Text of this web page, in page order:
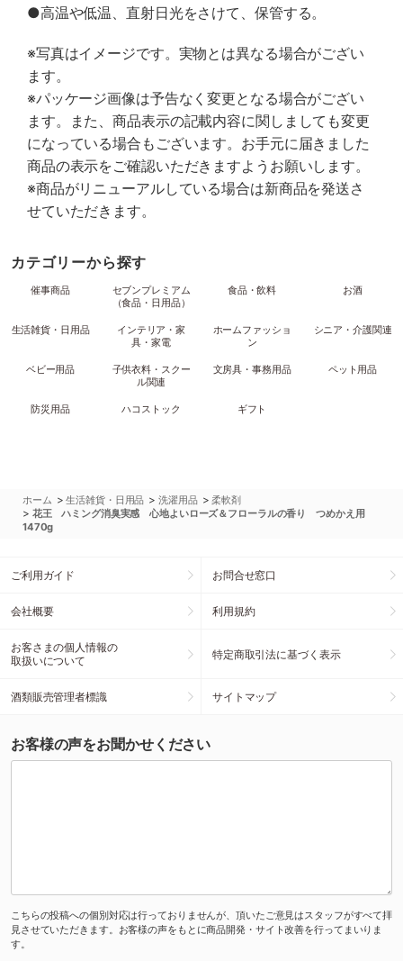
●高温や低温、直射日光をさけて、保管する。
※写真はイメージです。実物とは異なる場合がござい
ます。
※パッケージ画像は予告なく変更となる場合がござい
ます。また、商品表示の記載内容に関しましても変更
になっている場合もございます。お手元に届きました
商品の表示をご確認いただきますようお願いします。
※商品がリニューアルしている場合は新商品を発送さ
せていただきます。
カテゴリーから探す
催事商品
セブンプレミアム
（食品・日用品）
食品・飲料 お酒
生活雑貨・日用品
インテリア・家
具・家電
ホームファッショ
ン
シニア・介護関連
ベビー用品
子供衣料・スクー
ル関連
文房具・事務用品 ペット用品
防災用品 ハコストック ギフト
ホーム >生活雑貨・日用品 >洗濯用品 >柔軟剤
> 花王 ハミング消臭実感 心地よいローズ＆フローラルの香り つめかえ用
1470g
ご利用ガイド お問合せ窓口
会社概要 利用規約
お客さまの個人情報の
取扱いについて
特定商取引法に基づく表示
酒類販売管理者標識 サイトマップ
お客様の声をお聞かせください
こちらの投稿への個別対応は行っておりませんが、頂いたご意見はスタッフがすべて拝
見させていただきます。お客様の声をもとに商品開発・サイト改善を行ってまいりま
す。